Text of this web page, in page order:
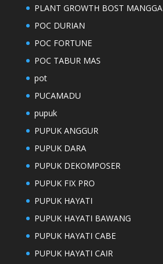
PLANT GROWTH BOST MANGGA
POC DURIAN
POC FORTUNE
POC TABUR MAS
pot
PUCAMADU
pupuk
PUPUK ANGGUR
PUPUK DARA
PUPUK DEKOMPOSER
PUPUK FIX PRO
PUPUK HAYATI
PUPUK HAYATI BAWANG
PUPUK HAYATI CABE
PUPUK HAYATI CAIR